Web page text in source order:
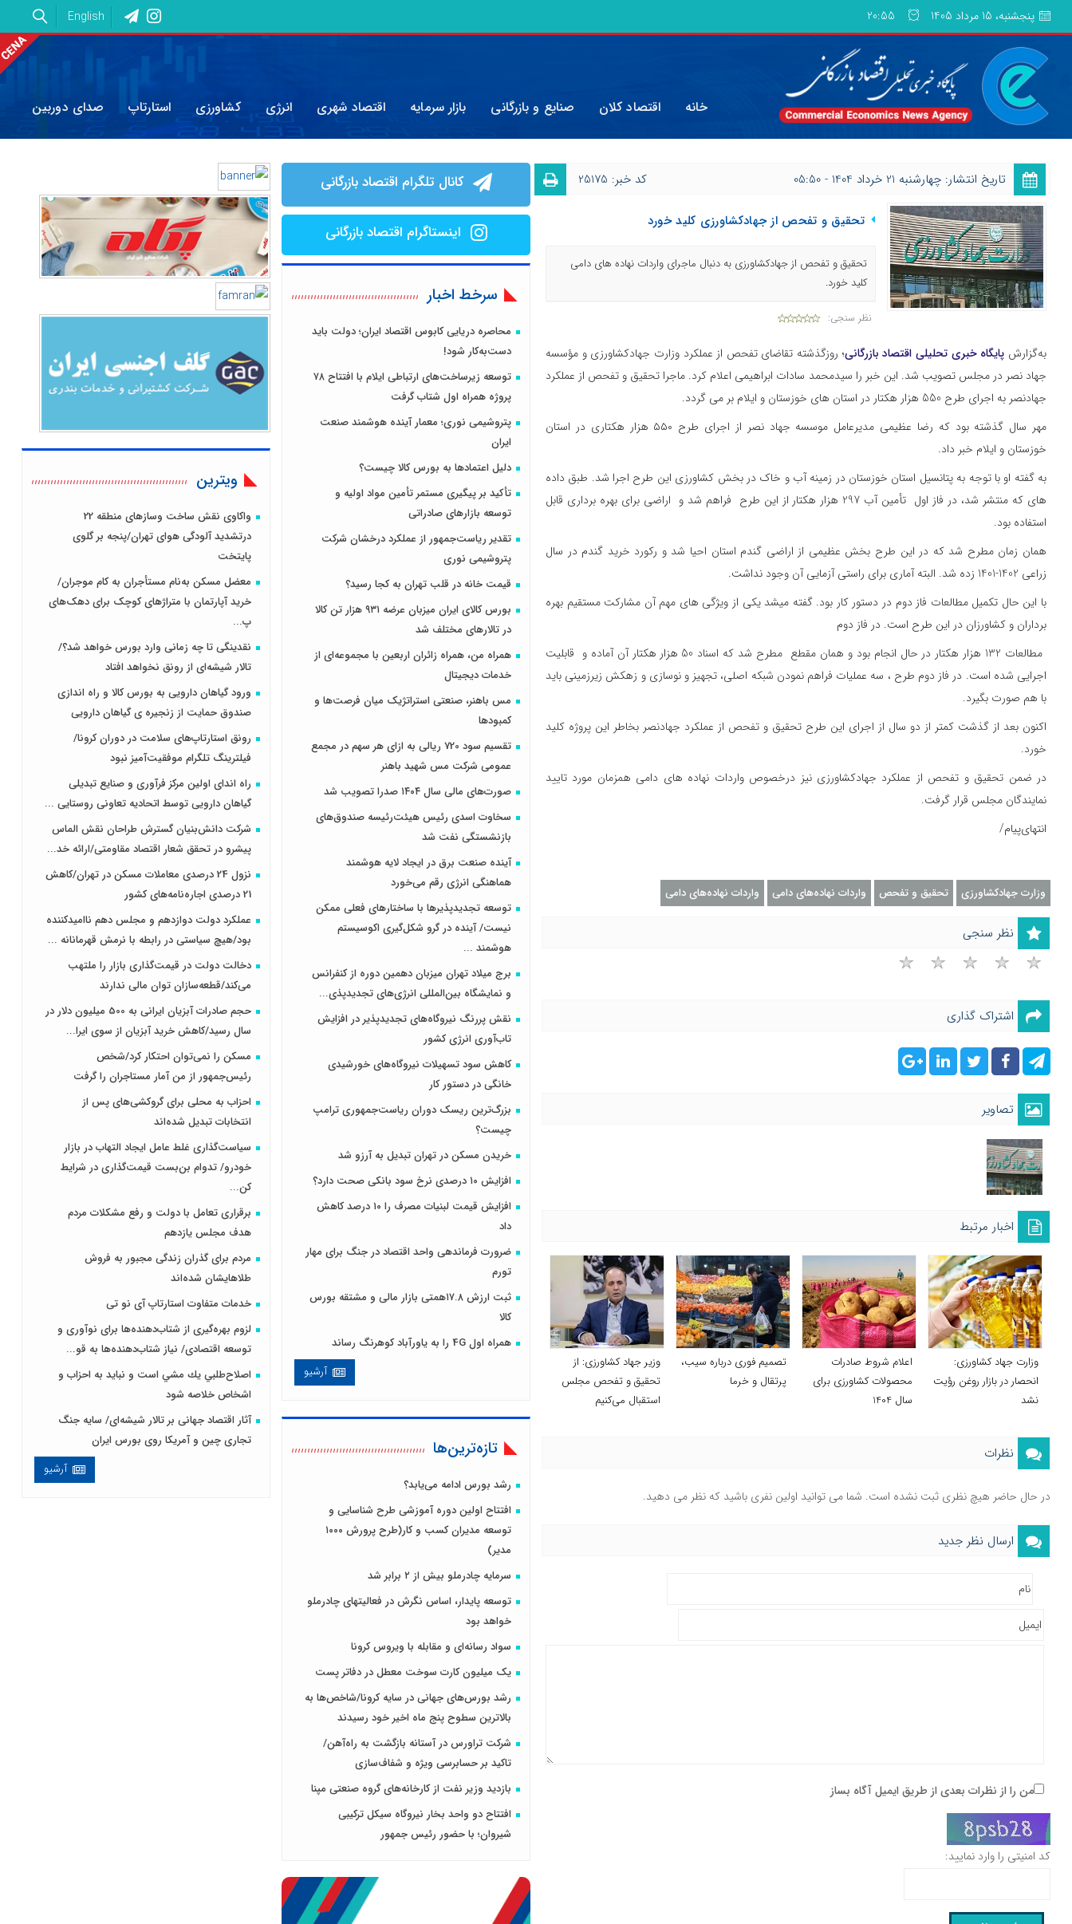
پنجشنبه، 15 مرداد 1405 20:55
English
خانه اقتصاد کلان صنایع و بازرگانی بازار سرمایه اقتصاد شهری انرژی کشاورزی استارتاپ صدای دوربین
تاریخ انتشار: چهارشنبه 21 خرداد 1404 - 05:50 کد خبر: 25175
تحقیق و تفحص از جهادکشاورزی کلید خورد
تحقیق و تفحص از جهادکشاورزی به دنبال ماجرای واردات نهاده های دامی
کلید خورد.
نظر سنجی:
به‌گزارش پایگاه خبری تحلیلی اقتصاد بازرگانی؛ روزگذشته تقاضای تفحص از عملکرد وزارت جهادکشاورزی و مؤسسه
جهاد نصر در مجلس تصویب شد. این خبر را سیدمحمد سادات ابراهیمی اعلام کرد. ماجرا تحقیق و تفحص از عملکرد
جهادنصر به اجرای طرح 550 هزار هکتار در استان های خوزستان و ایلام بر می گردد.
مهر سال گذشته بود که رضا عظیمی مدیرعامل موسسه جهاد نصر از اجرای طرح ۵۵۰ هزار هکتاری در استان
خوزستان و ایلام خبر داد.
به گفته او با توجه به پتانسیل استان خوزستان در زمینه آب و خاک در بخش کشاورزی این طرح اجرا شد. طبق داده
های که منتشر شد، در فاز اول تأمین آب 297 هزار هکتار از این طرح فراهم شد و اراضی برای بهره برداری قابل
استفاده بود.
همان زمان مطرح شد که در این طرح بخش عظیمی از اراضی گندم استان احیا شد و رکورد خرید گندم در سال
زراعی 1402-1401 زده شد. البته آماری برای راستی آزمایی آن وجود نداشت.
با این حال تکمیل مطالعات فاز دوم در دستور کار بود. گفته میشد یکی از ویژگی های مهم آن مشارکت مستقیم بهره
برداران و کشاورزان در این طرح است. در فاز دوم
مطالعات 132 هزار هکتار در حال انجام بود و همان مقطع مطرح شد که اسناد 50 هزار هکتار آن آماده و قابلیت
اجرایی شده است. در فاز دوم طرح ، سه عملیات فراهم نمودن شبکه اصلی، تجهیز و نوسازی و زهکش زیرزمینی باید
با هم صورت بگیرد.
اکنون بعد از گذشت کمتر از دو سال از اجرای این طرح تحقیق و تفحص از عملکرد جهادنصر بخاطر این پروژه کلید
خورد.
در ضمن تحقیق و تفحص از عملکرد جهادکشاورزی نیز درخصوص واردات نهاده های دامی همزمان مورد تایید
نمایندگان مجلس قرار گرفت.
انتهای‌پیام/
وزارت جهادکشاورزی تحقیق و تفحص واردات نهاده‌های دامی واردات نهاده‌های دامی
نظر سنجی
اشتراک گذاری
تصاویر
اخبار مرتبط
وزارت جهاد کشاورزی:
انحصار در بازار روغن رؤیت
نشد
اعلام شروط صادرات
محصولات کشاورزی برای
سال 1404
تصمیم فوری درباره سیب،
پرتقال و خرما
وزیر جهاد کشاورزی: از
تحقیق و تفحص مجلس
استقبال می‌کنیم
نظرات
در حال حاضر هیچ نظری ثبت نشده است. شما می توانید اولین نفری باشید که نظر می دهید.
ارسال نظر جدید
من را از نظرات بعدی از طریق ایمیل آگاه بساز
کد امنیتی را وارد نمایید:
کانال تلگرام اقتصاد بازرگانی
اینستاگرام اقتصاد بازرگانی
سرخط اخبار
محاصره دریایی کابوس اقتصاد ایران؛ دولت باید
دست‌به‌کار شود!
توسعه زیرساخت‌های ارتباطی ایلام با افتتاح ۷۸
پروژه همراه اول شتاب گرفت
پتروشیمی نوری؛ معمار آینده هوشمند صنعت
ایران
دلیل اعتمادها به بورس کالا چیست؟
تأکید بر پیگیری مستمر تأمین مواد اولیه و
توسعه بازارهای صادراتی
تقدیر ریاست‌جمهور از عملکرد درخشان شرکت
پتروشیمی نوری
قیمت خانه در قلب تهران به کجا رسید؟
بورس کالای ایران میزبان عرضه ۹۳۱ هزار تن کالا
در تالارهای مختلف شد
همراه من، همراه زائران اربعین با مجموعه‌ای از
خدمات دیجیتال
مس باهنر، صنعتی استراتژیک میان فرصت‌ها و
کمبودها
تقسیم سود 720 ریالی به ازای هر سهم در مجمع
عمومی شرکت مس شهید باهنر
صورت‌های مالی سال ۱۴۰۴ صدرا تصویب شد
سخاوت اسدی رئیس هیئت‌رئیسه صندوق‌های
بازنشستگی نفت شد
آینده صنعت برق در ایجاد لایه هوشمند
هماهنگی انرژی رقم می‌خورد
توسعه تجدیدپذیرها با ساختارهای فعلی ممکن
نیست/ آینده در گرو شکل‌گیری اکوسیستم
هوشمند ...
برج میلاد تهران میزبان دهمین دوره از کنفرانس
و نمایشگاه بین‌المللی انرژی‌های تجدیدپذی...
نقش پررنگ نیروگاه‌های تجدیدپذیر در افزایش
تاب‌آوری انرژی کشور
کاهش سود تسهیلات نیروگاه‌های خورشیدی
خانگی در دستور کار
بزرگ‌ترین ریسک دوران ریاست‌جمهوری ترامپ
چیست؟
خریدن مسکن در تهران تبدیل به آرزو شد
افزایش ۱۰ درصدی نرخ سود بانکی صحت دارد؟
افزایش قیمت لبنیات مصرف را ۱۰ درصد کاهش
داد
ضرورت فرماندهی واحد اقتصاد در جنگ برای مهار
تورم
ثبت ارزش ۱۷.۸همتی بازار مالی و مشتقه بورس
کالا
همراه اول 4G را به یاورآباد کوهرنگ رساند
آرشیو
تازه‌ترین‌ها
رشد بورس ادامه می‌یابد؟
افتتاح اولین دوره آموزشی طرح شناسایی و
توسعه مدیران کسب و کار(طرح پرورش ۱۰۰۰
مدیر)
سرمایه چادرملو بیش از ۲ برابر شد
توسعه پایدار، اساس نگرش در فعالیتهای چادرملو
خواهد بود
سواد رسانه‌ای و مقابله با ویروس کرونا
یک میلیون کارت سوخت معطل در دفاتر پست
رشد بورس‌های جهانی در سایه کرونا/شاخص‌ها به
بالاترین سطوح پنج ماه اخیر خود رسیدند
شرکت تراورس در آستانه بازگشت به راه‌آهن/
تاکید بر حسابرسی ویژه و شفاف‌سازی
بازدید وزیر نفت از کارخانه‌های گروه صنعتی مپنا
افتتاح دو واحد بخار نیروگاه سیکل ترکیبی
شیروان؛ با حضور رئیس جمهور
ویترین
واکاوی نقش ساخت وسازهای منطقه 22
درتشدید آلودگی هوای تهران/پنجه بر گلوی
پایتخت
معضل مسکن به‌نام مستأجران به کام موجران/
خرید آپارتمان با متراژهای کوچک برای دهک‌های
پ...
نقدینگی تا چه زمانی وارد بورس خواهد شد؟/
تالار شیشه‌ای از رونق نخواهد افتاد
ورود گیاهان دارویی به بورس کالا و راه اندازی
صندوق حمایت از زنجیره ی گیاهان دارویی
رونق استارتاپ‌های سلامت در دوران کرونا/
فیلترینگ تلگرام موفقیت‌آمیز نبود
راه اندای اولین مرکز فرآوری و صنایع تبدیلی
گیاهان دارویی توسط اتحادیه تعاونی روستایی ...
شرکت دانش‌بنیان گسترش طراحان‌‌ ‌نقش‌ الماس
پیشرو در تحقق شعار اقتصاد مقاومتی/ارائه خد...
نزول 24 درصدی معاملات مسکن در تهران/کاهش
21 درصدی اجاره‌نامه‌های کشور
عملکرد دولت دوازدهم و مجلس دهم ناامیدکننده
بود/هیچ سیاستی در رابطه با نرمش قهرمانانه ...
دخالت دولت در قیمت‌گذاری بازار را ملتهب
می‌کند/قطعه‌سازان توان مالی ندارند
حجم صادرات آبزیان ایرانی به 500 میلیون دلار در
سال رسید/کاهش خرید آبزیان از سوی ایرا...
مسکن را نمی‌توان احتکار کرد/شخص
رئیس‌جمهور از من آمار مستاجران را گرفت
احزاب به محلی برای گروکشی‌های پس از
انتخابات تبدیل شده‌اند
سیاست‌گذاری غلط عامل ایجاد التهاب در بازار
خودرو/ تدوام بن‌بست قیمت‌گذاری در شرایط
کن...
برقراری تعامل با دولت و رفع مشکلات مردم
هدف مجلس‌ یازدهم
مردم برای گذران زندگی مجبور به فروش
طلاهایشان شده‌اند
خدمات متفاوت استارتاپ آی نو تی
لزوم بهره‌گیری از شتاب‌دهنده‌ها برای نوآوری و
توسعه اقتصادی/ نیاز شتاب‌دهنده‌ها به قو...
اصلاح‌طلبي يك مشي است و نبايد به احزاب و
اشخاص خلاصه شود
آثار اقتصاد جهانی بر تالار شیشه‌ای/ سایه جنگ
تجاری چین و آمریکا روی بورس ایران
آرشیو